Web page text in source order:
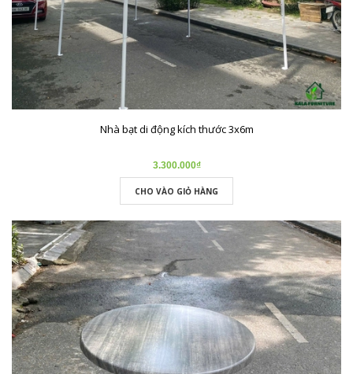
Nhà bạt di động kích thước 3x6m
3.300.000₫
CHO VÀO GIỎ HÀNG